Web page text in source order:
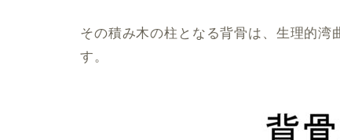
その積み木の柱となる背骨は、生理的湾
す。